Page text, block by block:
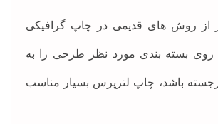
از روش های قدیمی در چاپ گرافیکی
روی بسته بندی مورد نظر طرحی را به
باشد، چاپ لترپرس بسیار مناسب